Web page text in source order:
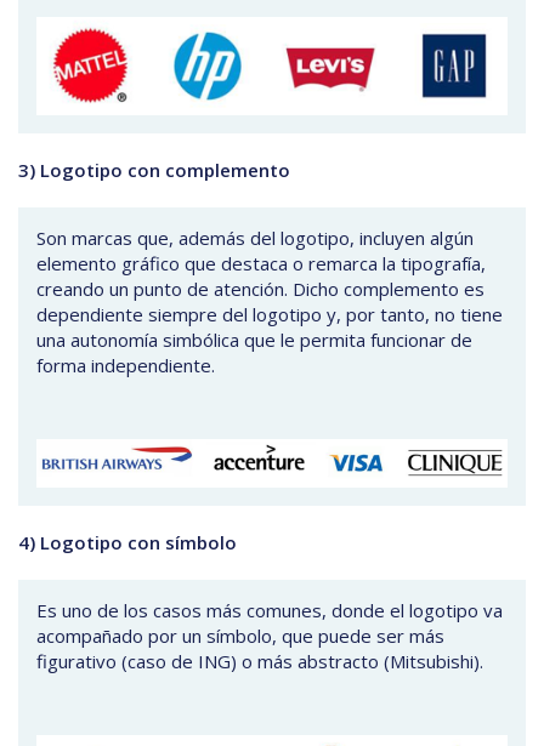
3) Logotipo con complemento
Son marcas que, además del logotipo, incluyen algún
elemento gráfico que destaca o remarca la tipografía,
creando un punto de atención. Dicho complemento es
dependiente siempre del logotipo y, por tanto, no tiene
una autonomía simbólica que le permita funcionar de
forma independiente.
4) Logotipo con símbolo
Es uno de los casos más comunes, donde el logotipo va
acompañado por un símbolo, que puede ser más
figurativo (caso de ING) o más abstracto (Mitsubishi).